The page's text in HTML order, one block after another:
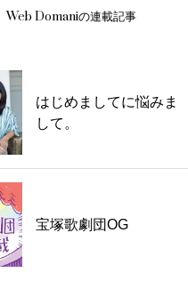
Web Domaniの連載記事
はじめましてに悩みま
して。
宝塚歌劇団OG